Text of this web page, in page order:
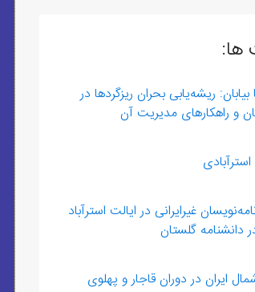
بیابان: ریشه‌یابی بحران ریزگردها در
و راهکارهای مدیریت آن
غیرایرانی در ایالت استرآباد
دانشنامه گلستان
ایران در دوران قاجار و پهلوی